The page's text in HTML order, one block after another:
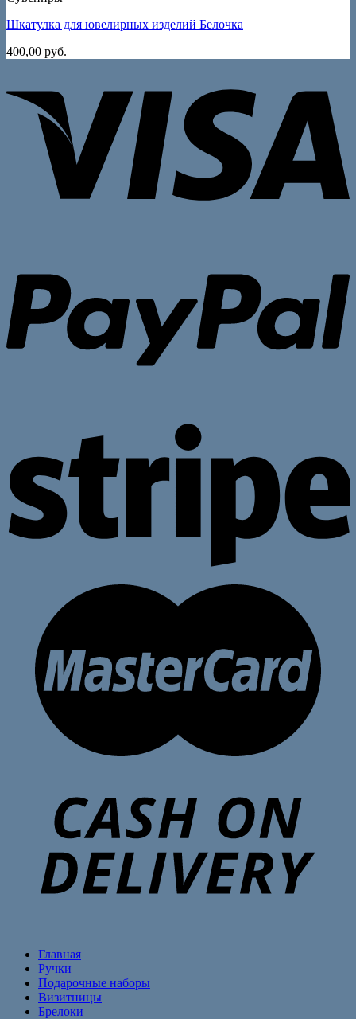
Шкатулка для ювелирных изделий Белочка
400,00 руб.
Главная
Ручки
Подарочные наборы
Визитницы
Брелоки